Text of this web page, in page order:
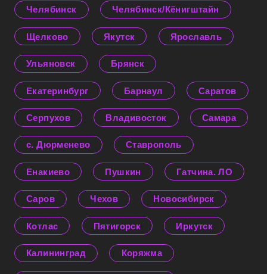
Челябинск Челябинск/Кёнигштайн
Щелково Якутск Ярославль
Ульяновск Брянск
Екатеринбург Барнаул Саратов
Серпухов Владивосток Самара
с. Дюрменево Ставрополь
Енакиево Пушкин Гатчина. ЛО
Саров Чехов Новосибирск
Котлас Пятигорск Иркутск
Калининград Коряжма